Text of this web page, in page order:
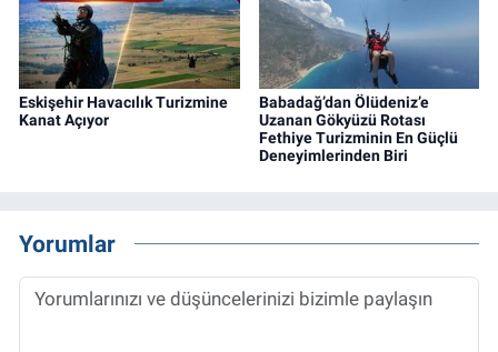
Eskişehir Havacılık Turizmine
Kanat Açıyor
Babadağ’dan Ölüdeniz’e
Uzanan Gökyüzü Rotası
Fethiye Turizminin En Güçlü
Deneyimlerinden Biri
Yorumlar